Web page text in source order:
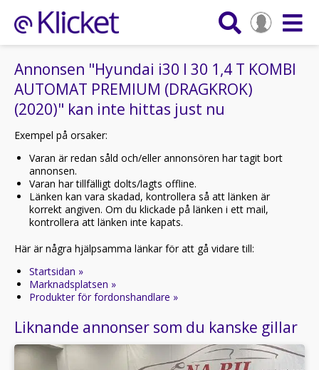
Annonsen "Hyundai i30 I 30 1,4 T KOMBI
AUTOMAT PREMIUM (DRAGKROK)
(2020)" kan inte hittas just nu
Exempel på orsaker:
Varan är redan såld och/eller annonsören har tagit bort
annonsen.
Varan har tillfälligt dolts/lagts offline.
Länken kan vara skadad, kontrollera så att länken är
korrekt angiven. Om du klickade på länken i ett mail,
kontrollera att länken inte kapats.
Här är några hjälpsamma länkar för att gå vidare till:
Startsidan »
Marknadsplatsen »
Produkter för fordonshandlare »
Liknande annonser som du kanske gillar